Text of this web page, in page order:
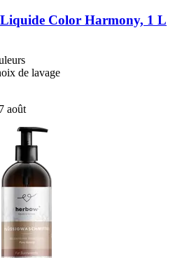
Liquide Color Harmony, 1 L
de lavage
août